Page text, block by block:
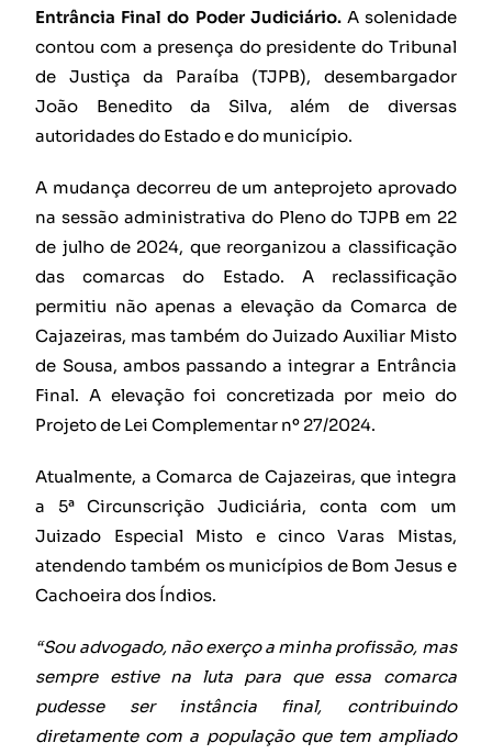
Entrância Final do Poder Judiciário.A solenidade
contou com a presença do presidente do Tribunal
de Justiça da Paraíba (TJPB), desembargador
João Benedito da Silva, além de diversas
autoridades do Estado e do município.
A mudança decorreu de um anteprojeto aprovado
na sessão administrativa do Pleno do TJPB em 22
de julho de 2024, que reorganizou a classificação
das comarcas do Estado. A reclassificação
permitiu não apenas a elevação da Comarca de
Cajazeiras, mas também do Juizado Auxiliar Misto
de Sousa, ambos passando a integrar a Entrância
Final. A elevação foi concretizada por meio do
Projeto de Lei Complementar nº 27/2024.
Atualmente, a Comarca de Cajazeiras, que integra
a 5ª Circunscrição Judiciária, conta com um
Juizado Especial Misto e cinco Varas Mistas,
atendendo também os municípios de Bom Jesus e
Cachoeira dos Índios.
“Sou advogado, não exerço a minha profissão, mas
sempre estive na luta para que essa comarca
pudesse ser instância final, contribuindo
diretamente com a população que tem ampliado